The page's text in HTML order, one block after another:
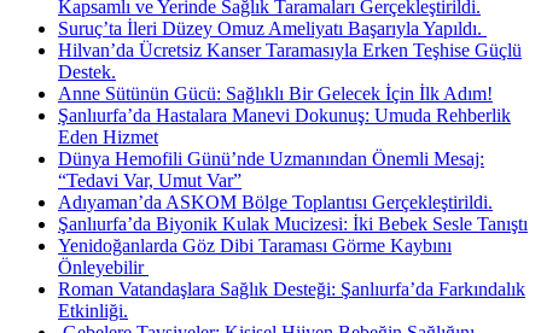
Kapsamlı ve Yerinde Sağlık Taramaları Gerçekleştirildi.
Suruç’ta İleri Düzey Omuz Ameliyatı Başarıyla Yapıldı. ​
Hilvan’da Ücretsiz Kanser Taramasıyla Erken Teşhise Güçlü
Destek.
Anne Sütünün Gücü: Sağlıklı Bir Gelecek İçin İlk Adım!
Şanlıurfa’da Hastalara Manevi Dokunuş: Umuda Rehberlik
Eden Hizmet
Dünya Hemofili Günü’nde Uzmanından Önemli Mesaj:
“Tedavi Var, Umut Var”
Adıyaman’da ASKOM Bölge Toplantısı Gerçekleştirildi.
Şanlıurfa’da Biyonik Kulak Mucizesi: İki Bebek Sesle Tanıştı
Yenidoğanlarda Göz Dibi Taraması Görme Kaybını
Önleyebilir ​
Roman Vatandaşlara Sağlık Desteği: Şanlıurfa’da Farkındalık
Etkinliği.